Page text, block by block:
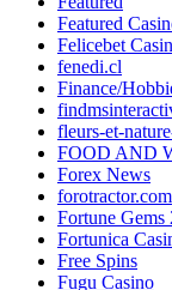
Featured
Felicebet
fenedi.cl
Finance/
fleurs-et-
FOOD AND
Forex News
forotractor.com
Fortune Gems
Fortunica
Free Spins
Fugu Casino